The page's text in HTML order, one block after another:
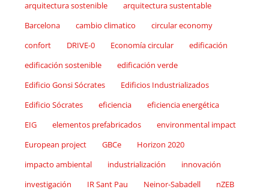
arquitectura sostenible
arquitectura sustentable
Barcelona
cambio climatico
circular economy
confort
DRIVE-0 Economía circular
edificación
edificación sostenible
edificación verde
Edificio Gonsi Sócrates
Edificios Industrializados
Edificio Sócrates
eficiencia
eficiencia energética
EIG
elementos prefabricados
environmental impact
European project
GBCe
Horizon 2020
impacto ambiental
industrialización
innovación
investigación
IR Sant Pau Neinor-Sabadell
nZEB